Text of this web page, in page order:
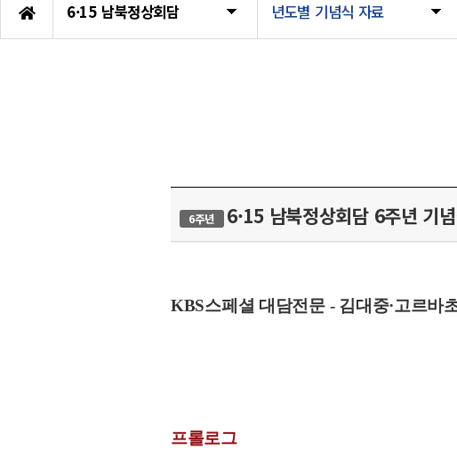
6·15 남북정상회담 년도별 기념식 자료
6주년 6·15 남북정상회담 6주년 기
KBS스페셜 대담전문 - 김대중·고르바
프롤로그